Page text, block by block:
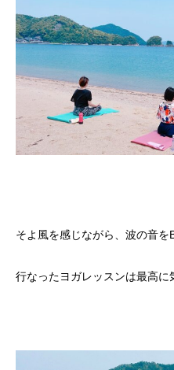
そよ風を感じながら、波の音を
行なったヨガレッスンは最高に